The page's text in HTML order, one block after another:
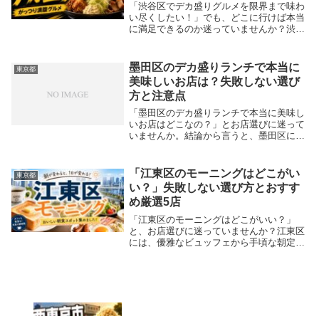
「渋谷区でデカ盛りグルメを限界まで味わ
い尽くしたい！」でも、どこに行けば本当
に満足できるのか迷っていませんか？渋谷
ます。若者が集まる土地柄、安くてがっつ
り食べられる...
東京都
墨田区のデカ盛りランチで本当に
美味しいお店は？失敗しない選び
方と注意点
「墨田区のデカ盛りランチで本当に美味し
いお店はどこなの？」とお店選びに迷って
いませんか。結論から言うと、墨田区には
や、繁華街である錦糸町を中心に、食欲を
満たす安くて美...
東京都
「江東区のモーニングはどこがい
い？」失敗しない選び方とおすす
め厳選5店
「江東区のモーニングはどこがいい？」
と、お店選びに迷っていませんか？江東区
には、優雅なビュッフェから手頃な朝定食